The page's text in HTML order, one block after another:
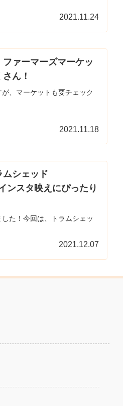
2021.11.24
ァーマーズマーケッ
ん！
、マーケットも要チェック
2021.11.18
ムシェッド
ンスタ映えにぴったり
た！今回は、トラムシェッ
2021.12.07